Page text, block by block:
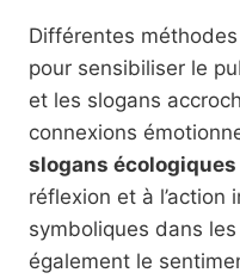
Différentes
pour sensibiliser le
et les slogans
connexions
slogans
réflexion et à l’action
symboliques dans
également le